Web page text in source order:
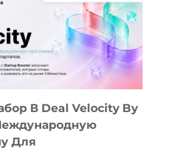
В Deal Velocity By
Для